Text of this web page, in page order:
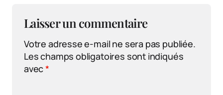
Laisser un commentaire
Votre adresse e-mail ne sera pas publiée.
Les champs obligatoires sont indiqués
avec*